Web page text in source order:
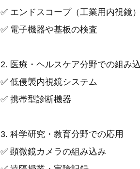
✅ エンドスコープ（工業用内視鏡）
✅ 電子機器や基板の検査
2. 医療・ヘルスケア分野での組み
✅ 低侵襲内視鏡システム
✅ 携帯型診断機器
3. 科学研究・教育分野での応用
✅ 顕微鏡カメラの組み込み